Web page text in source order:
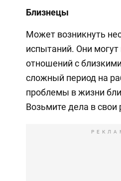
Близнецы
Может возникнуть
испытаний. Они
отношений с
сложный период на
проблемы в жизни
Возьмите дела в свои